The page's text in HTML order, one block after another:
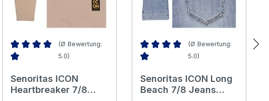
(Ø Bewertung:
5.0)
Senoritas ICON
Heartbreaker 7/8
(Ø Bewertung:
5.0)
Senoritas ICON Long
Beach 7/8 Jeans